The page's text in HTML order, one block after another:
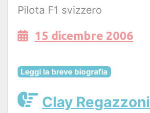
Pilota F1 svizzero
15 dicembre 2006
Leggi la breve biografia
Clay Regazzoni